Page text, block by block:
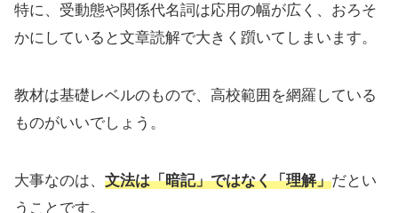
特に、受動態や関係代名詞は応用の幅が広く、おろそ
かにしていると文章読解で大きく躓いてしまいます。
教材は基礎レベルのもので、高校範囲を網羅している
ものがいいでしょう。
大事なのは、 文法は「暗記」ではなく「理解」だとい
うことです。